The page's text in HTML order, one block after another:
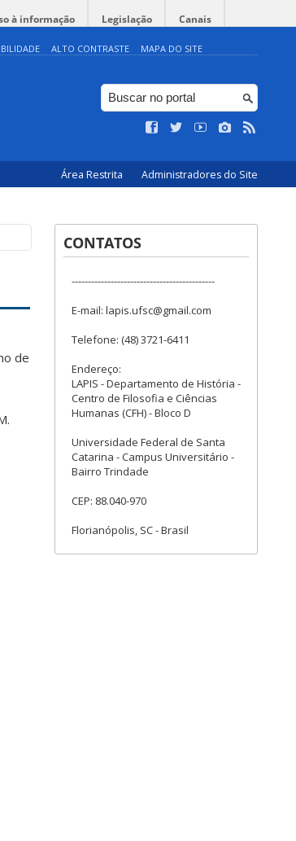
à informação Legislação Canais
ALTO CONTRASTE MAPA DO SITE
Área Restrita Administradores do Site
de
CONTATOS
--------------------------------------------
E-mail: lapis.ufsc@gmail.com
Telefone: (48) 3721-6411
Endereço:
LAPIS - Departamento de História -
Centro de Filosofia e Ciências
Humanas (CFH) - Bloco D
Universidade Federal de Santa
Catarina - Campus Universitário -
Bairro Trindade
CEP: 88.040-970
Florianópolis, SC - Brasil